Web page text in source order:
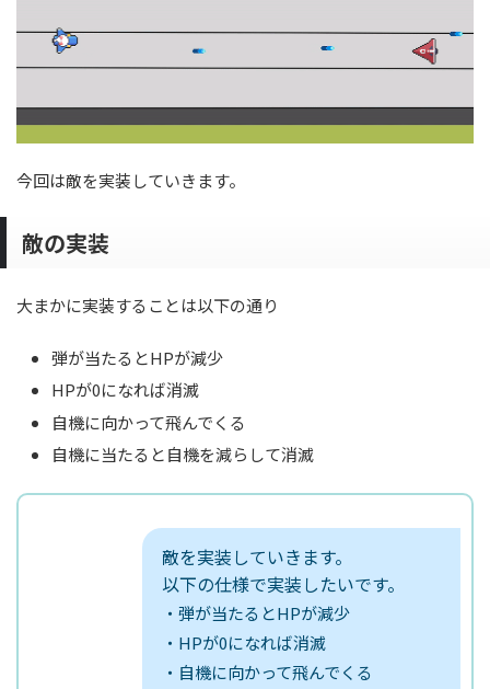
今回は敵を実装していきます。
敵の実装
大まかに実装することは以下の通り
弾が当たるとHPが減少
HPが0になれば消滅
自機に向かって飛んでくる
自機に当たると自機を減らして消滅
敵を実装していきます。
以下の仕様で実装したいです。
・弾が当たるとHPが減少
・HPが0になれば消滅
・自機に向かって飛んでくる